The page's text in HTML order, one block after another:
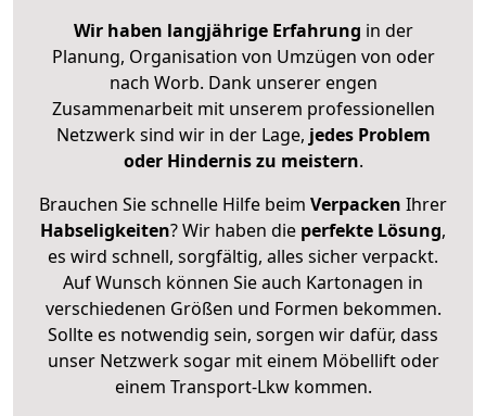
Wir haben langjährige Erfahrung in der
Planung, Organisation von Umzügen von oder
nach Worb. Dank unserer engen
Zusammenarbeit mit unserem professionellen
Netzwerk sind wir in der Lage, jedes Problem
oder Hindernis zu meistern.
Brauchen Sie schnelle Hilfe beim Verpacken Ihrer
Habseligkeiten? Wir haben die perfekte Lösung,
es wird schnell, sorgfältig, alles sicher verpackt.
Auf Wunsch können Sie auch Kartonagen in
verschiedenen Größen und Formen bekommen.
Sollte es notwendig sein, sorgen wir dafür, dass
unser Netzwerk sogar mit einem Möbellift oder
einem Transport-Lkw kommen.